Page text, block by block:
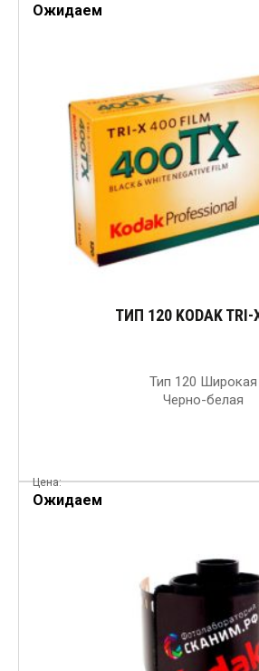
Ожидаем
ТИП 120 KODAK TRI-
Тип 120 Широкая
Черно-белая
Цена:
Ожидаем